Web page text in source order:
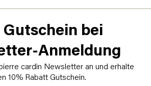
Gutschein bei
Anmeldung
cardin Newsletter an und erhalte
10% Rabatt Gutschein.